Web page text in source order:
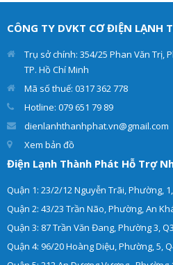
CÔNG TY DVKT CƠ ĐIỆN LẠNH
Trụ sở chính: 354/25 Phan Văn Trị,
TP. Hồ Chí Minh
Mã số thuế: 0317 362 778
Hotline: 079 651 79 89
dienlanhthanhphat.vn@gmail.com
Xem bản đồ
Điện Lạnh Thành Phát Hỗ Trợ
Quận 1: 23/2/12 Nguyễn Trãi, Phường,
Quận 2: 43/23 Trần Não, Phường, An
Quận 3: 87 Trần Văn Đang, Phường 3, Q3
Quận 4: 96/20 Hoàng Diệu, Phường, 5,